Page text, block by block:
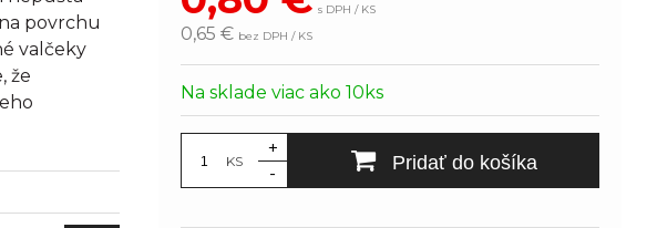
s DPH / KS
0,65 € bez DPH / KS
Na sklade viac ako 10ks
KS
+
-
Pridať do košíka
povrchu
valčeky
že